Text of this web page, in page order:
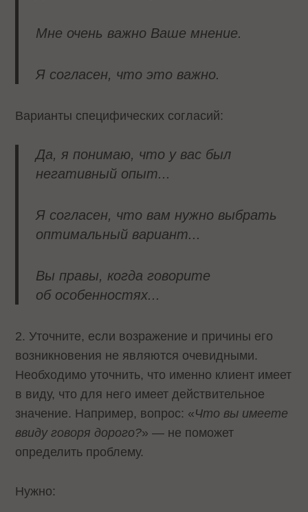
Мне очень важно Ваше мнение.
Я согласен, что это важно.
Варианты специфических согласий:
Да, я понимаю, что у вас был
негативный опыт...
Я согласен, что вам нужно выбрать
оптимальный вариант...
Вы правы, когда говорите
об особенностях...
2. Уточните, если возражение и причины его
возникновения не являются очевидными.
Необходимо уточнить, что именно клиент имеет
в виду, что для него имеет действительное
значение. Например, вопрос: «Что вы имеете
ввиду говоря дорого?» — не поможет
определить проблему.
Нужно: